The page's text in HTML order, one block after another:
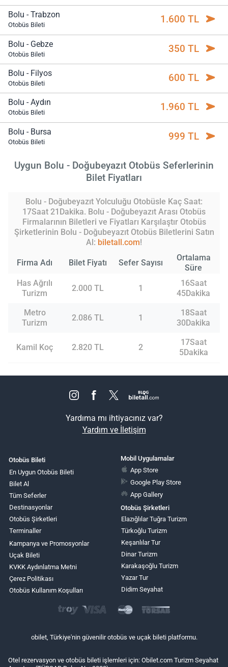
Bolu - Trabzon
Otobüs Bileti 1.600 TL
Bolu - Gebze
Otobüs Bileti 350 TL
Bolu - Filyos
Otobüs Bileti 600 TL
Bolu - Aydın
Otobüs Bileti 1.960 TL
Bolu - Bursa
Otobüs Bileti 999 TL
Uygun Bolu - Doğubeyazıt Otobüs Seferlerinin
Bilet Fiyatları
Bolu - Doğubeyazıt Yolculuğu Otobüsle Kaç Saat:
17Saat 21Dakika. Bolu - Doğubeyazıt Arası Otobüs
Firmalarının Biletleri ve Fiyatları Karşılaştır Otobüs
Şirketlerinin Bolu - Doğubeyazıt Otobüs Biletlerini Satın
Al: biletall.com!
Firma Adı Bilet Fiyatı Sefer Sayısı
Ortalama
Süre
Has Ağrılı
Turizm
2.000 TL 1
16Saat
45Dakika
Metro
Turizm
2.086 TL 1
18Saat
30Dakika
Kamil Koç 2.820 TL 2
17Saat
5Dakika
Yardıma mı ihtiyacınız var?
Yardım ve İletişim
Otobüs Bileti
En Uygun Otobüs Bileti
Bilet Al
Tüm Seferler
Destinasyonlar
Otobüs Şirketleri
Terminaller
Kampanya ve Promosyonlar
Uçak Bileti
KVKK Aydınlatma Metni
Çerez Politikası
Otobüs Kullanım Koşulları
Mobil Uygulamalar
App Store
Google Play Store
App Gallery
Otobüs Şirketleri
Elazığlılar Tuğra Turizm
Türkoğlu Turizm
Keşanlılar Tur
Dinar Turizm
Karakaşoğlu Turizm
Yazar Tur
Didim Seyahat
obilet, Türkiye'nin güvenilir otobüs ve uçak bileti platformu.
Otel rezervasyon ve otobüs bileti işlemleri için: Obilet.com Turizm Seyahat